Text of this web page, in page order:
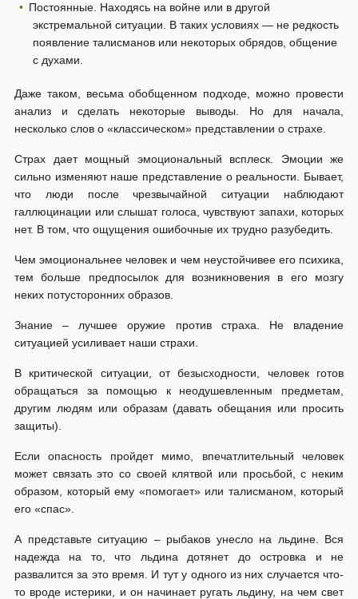
Постоянные. Находясь на войне или в другой
экстремальной ситуации. В таких условиях — не редкость
появление талисманов или некоторых обрядов, общение
с духами.
Даже таком, весьма обобщенном подходе, можно провести
анализ и сделать некоторые выводы. Но для начала,
несколько слов о «классическом» представлении о страхе.
Страх дает мощный эмоциональный всплеск. Эмоции же
сильно изменяют наше представление о реальности. Бывает,
что люди после чрезвычайной ситуации наблюдают
галлюцинации или слышат голоса, чувствуют запахи, которых
нет. В том, что ощущения ошибочные их трудно разубедить.
Чем эмоциональнее человек и чем неустойчивее его психика,
тем больше предпосылок для возникновения в его мозгу
неких потусторонних образов.
Знание – лучшее оружие против страха. Не владение
ситуацией усиливает наши страхи.
В критической ситуации, от безысходности, человек готов
обращаться за помощью к неодушевленным предметам,
другим людям или образам (давать обещания или просить
защиты).
Если опасность пройдет мимо, впечатлительный человек
может связать это со своей клятвой или просьбой, с неким
образом, который ему «помогает» или талисманом, который
его «спас».
А представьте ситуацию – рыбаков унесло на льдине. Вся
надежда на то, что льдина дотянет до островка и не
развалится за это время. И тут у одного из них случается что-
то вроде истерики, и он начинает ругать льдину, на чем свет